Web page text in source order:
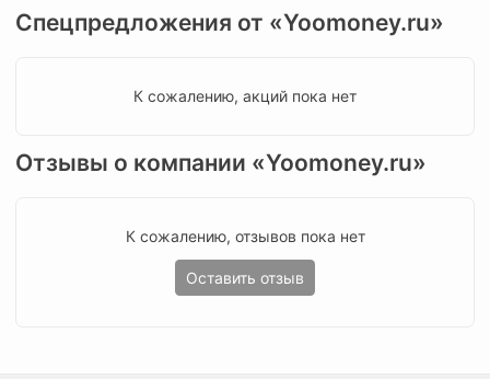
Спецпредложения от «Yoomoney.ru»
К сожалению, акций пока нет
Отзывы о компании «Yoomoney.ru»
К сожалению, отзывов пока нет
Оставить отзыв